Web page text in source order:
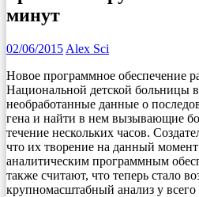
минут
02/06/2015 Alex Sci
Новое программное обеспечение
Национальной детской больницы
необработанные данные о
гена и найти в нем вызывающие
течение нескольких часов.
что их творение на данный
аналитическим программным
также считают, что теперь стало
крупномасштабный анализ у всего